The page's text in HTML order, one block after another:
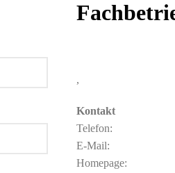
,
Kontakt
Telefon:
E-Mail:
Homepage: